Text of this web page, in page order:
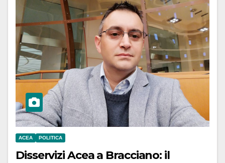
ACEA POLITICA
Disservizi Acea a Bracciano: il